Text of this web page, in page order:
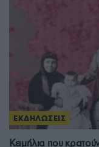
ΕΚΔΗΛΩΣΕΙΣ
Κειμήλια που